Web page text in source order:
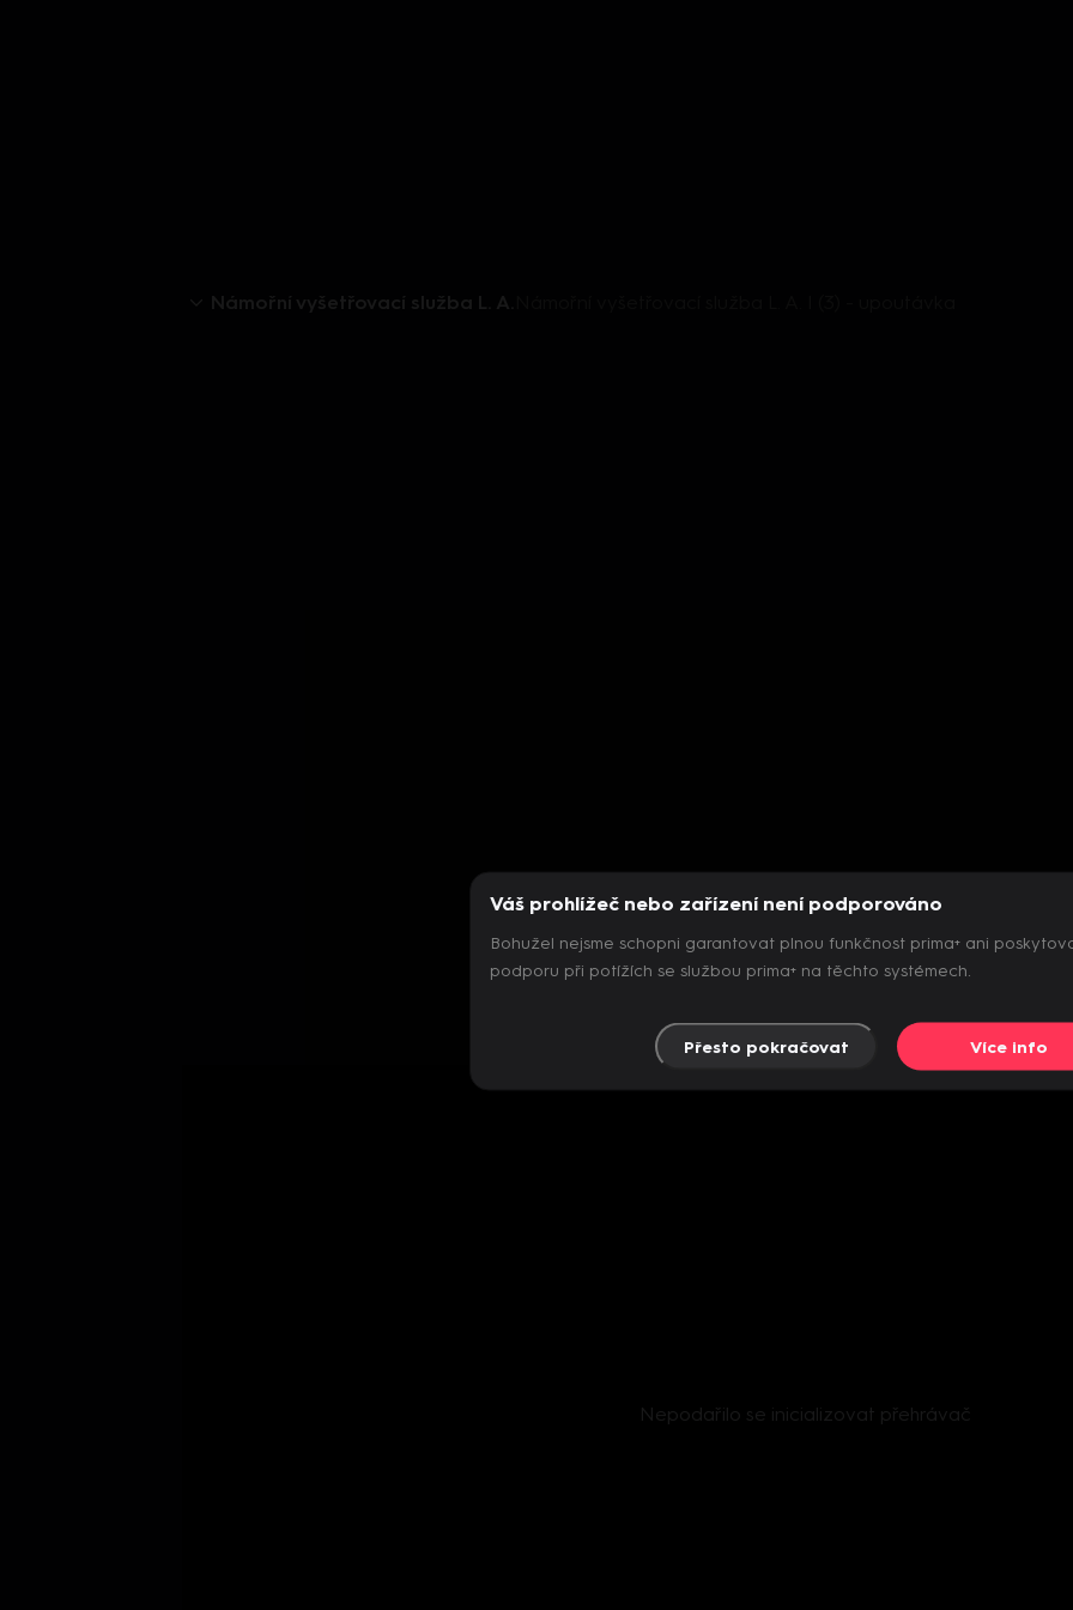
Nepodařilo se inicializovat přehrávač
Váš prohlížeč nebo zařízení není podporováno
Bohužel nejsme schopni garantovat plnou funkčnost prima+ ani
podporu při potížích se službou prima+ na těchto systémech.
Přesto pokračovat Více info